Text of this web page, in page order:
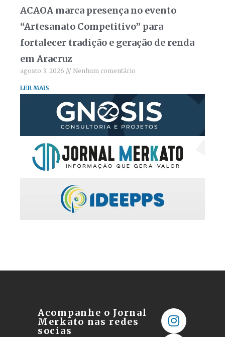
ACAOA marca presença no evento
“Artesanato Competitivo” para
fortalecer tradição e geração de renda
em Aracruz
agosto 3, 2026 Nenhum comentário
LER MAIS
Acompanhe o Jornal
Merkato nas redes
socias